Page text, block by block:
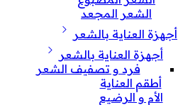
الشعر المجعد
أجهزة العناية بالشعر
أجهزة العناية بالشعر
فرد و تصفيف الشعر
أطقم العناية
الأم و الرضيع